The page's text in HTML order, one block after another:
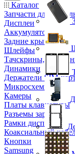
Каталог
Запчасти для
Дисплеи
Аккумуляторы
Задние крышки
Шлейфы
Тачскрины,
Динамики
Держатели SIM-
Микросхемы
Камеры
Платы клавиатуры
Разъемы зарядки
Рамки дисплея
Коаксиальный
Кнопки
Samsung